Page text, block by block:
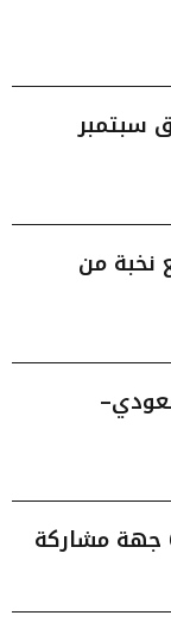
سبتمبر
نخبة من